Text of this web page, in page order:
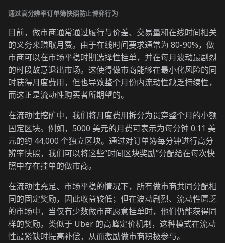
通过高分辨率订单簿快照防止博弈行为
目前，做市商通常通过履行与价差、交易量和在线时间相关
的义务来赚取月费。由于在线时间要求通常为 80-90%，做
市商可以在市场平稳时期选择性挂单，并在每月波动最剧烈
的时段故意退出市场。这使得做市商能够在最小化风险的同
时获得月度费用，但也导致整个月份内流动性缺乏持续性，
而这正是流动性购买者所期望的。
在流动性挖矿中，我们将月度费用拆分为贯穿整个月的小额
固定区块。例如，5000 美元的月费可表示为每分钟 0.11 美
元的约 44,000 个独立区块。通过对订单簿每分钟进行高分
辨率快照，我们可以将这些“时间区块奖励”分配给在每次快
照中存在挂单的做市商。
在流动性充足、市场平稳的情况下，所有做市商共同分配相
同的固定奖励，因此收益较低；但在波动剧烈、流动性匮乏
的市场中，当仅有少数做市商愿意挂单时，他们仍能获得同
样的奖励。类似于 Uber 的高峰定价机制，这种模式在流动
性最紧缺时提高补偿，从而激励做市商积极参与。